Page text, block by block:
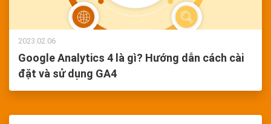
2023.02.06
Google Analytics 4 là gì? Hướng dẫn cách cài
đặt và sử dụng GA4